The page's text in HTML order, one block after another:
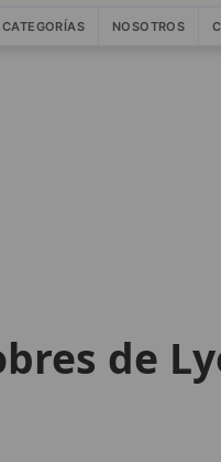
CATEGORÍAS NOSOTROS
de